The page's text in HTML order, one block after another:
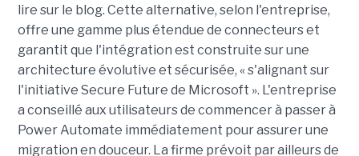
lire sur le blog. Cette alternative, selon l'entreprise,
offre une gamme plus étendue de connecteurs et
garantit que l'intégration est construite sur une
architecture évolutive et sécurisée, « s'alignant sur
l'initiative Secure Future de Microsoft ». L'entreprise
a conseillé aux utilisateurs de commencer à passer à
Power Automate immédiatement pour assurer une
migration en douceur. La firme prévoit par ailleurs de